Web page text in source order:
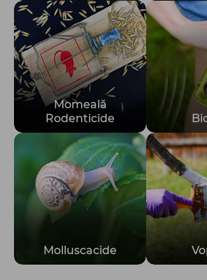
Momeală
Rodenticide
Molluscacide